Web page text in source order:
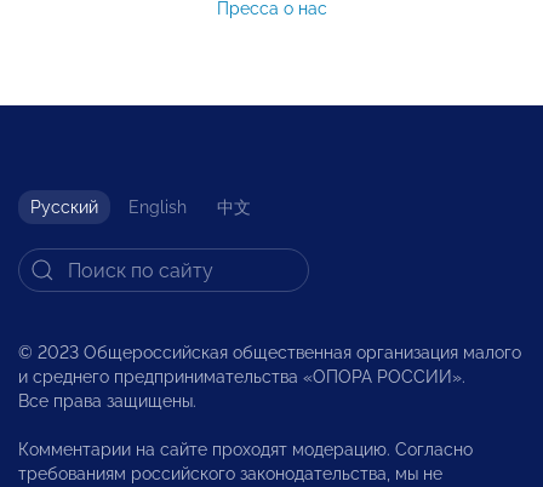
Пресса о нас
Русский English 中文
© 2023 Общероссийская общественная организация малого
и среднего предпринимательства «ОПОРА РОССИИ».
Все права защищены.
Комментарии на сайте проходят модерацию. Согласно
требованиям российского законодательства, мы не